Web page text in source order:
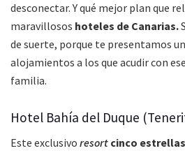
desconectar. Y qué mejor plan que
maravillosos hoteles de Canarias.
de suerte, porque te presentamos
alojamientos a los que acudir con
familia.
Hotel Bahía del Duque
Este exclusivo resort cinco